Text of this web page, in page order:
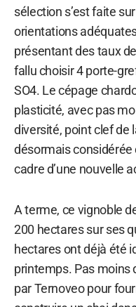
sélection s’est faite
orientations
présentant des taux
fallu choisir 4 porte-
SO4. Le cépage
plasticité, avec pas
diversité, point clef de
désormais
cadre d’une nouvelle
A terme, ce vignoble
200 hectares sur ses
hectares ont déjà été
printemps. Pas moins
par Ternoveo pour